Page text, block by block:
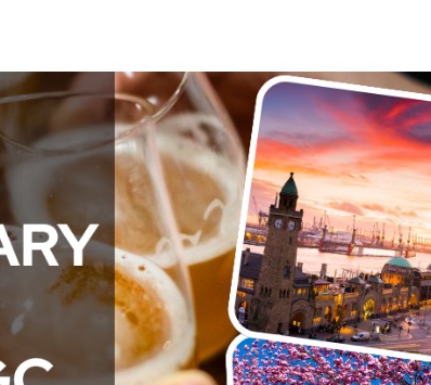
LG
Darmstadt
Roundtable
#43
(POSTPONED
to 31.08)
-
-